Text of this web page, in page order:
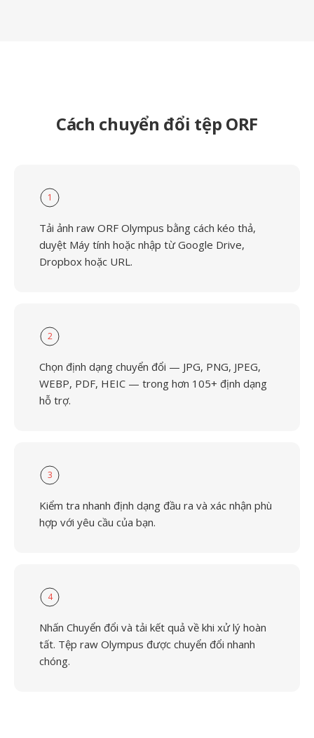
Cách chuyển đổi tệp ORF
1
Tải ảnh raw ORF Olympus bằng cách kéo thả,
duyệt Máy tính hoặc nhập từ Google Drive,
Dropbox hoặc URL.
2
Chọn định dạng chuyển đổi — JPG, PNG, JPEG,
WEBP, PDF, HEIC — trong hơn 105+ định dạng
hỗ trợ.
3
Kiểm tra nhanh định dạng đầu ra và xác nhận phù
hợp với yêu cầu của bạn.
4
Nhấn Chuyển đổi và tải kết quả về khi xử lý hoàn
tất. Tệp raw Olympus được chuyển đổi nhanh
chóng.